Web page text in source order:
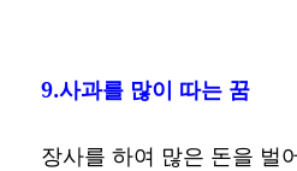
9.사과를 많이 따는 꿈
장사를 하여 많은 돈을 벌